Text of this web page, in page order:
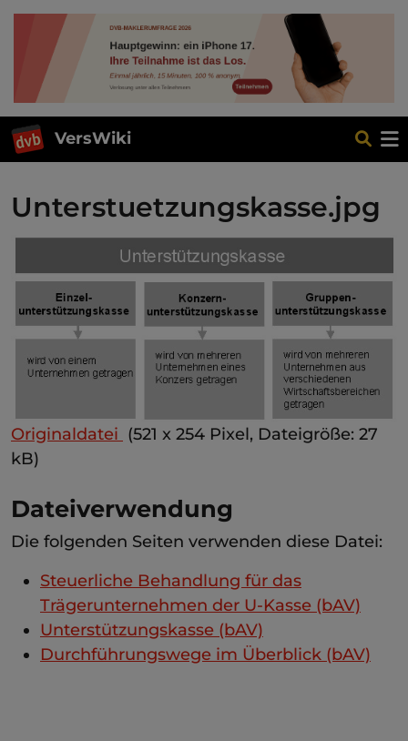
VersWiki
Unterstuetzungskasse.jpg
Originaldatei (521 x 254 Pixel, Dateigröße: 27
kB)
Dateiverwendung
Die folgenden Seiten verwenden diese Datei:
Steuerliche Behandlung für das
Trägerunternehmen der U-Kasse (bAV)
Unterstützungskasse (bAV)
Durchführungswege im Überblick (bAV)